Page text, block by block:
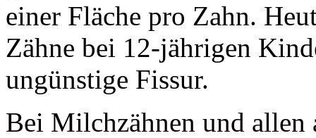
einer Fläche pro Zahn.
Zähne bei 12-jährigen
ungünstige Fissur.
Bei Milchzähnen und allen